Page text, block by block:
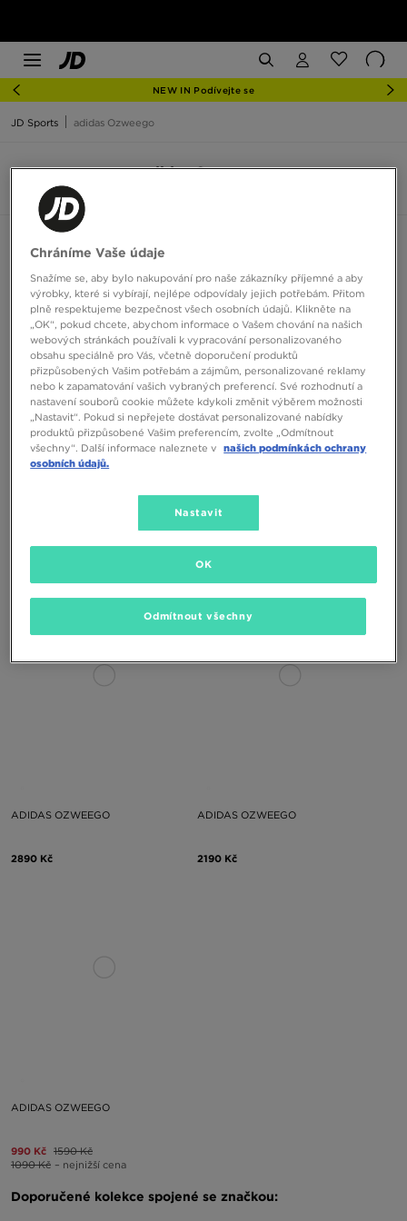
NEW IN Podívejte se
JD Sports adidas Ozweego
adidas Ozweego
2190 Kč
ADIDAS OZWEEGO
2890 Kč
ADIDAS OZWEEGO
2190 Kč
ADIDAS OZWEEGO
990 Kč 1590 Kč
1090 Kč – nejnižší cena
Doporučené kolekce spojené se značkou:
Chráníme Vaše údaje
Snažíme se, aby bylo nakupování pro naše zákazníky příjemné a aby
výrobky, které si vybírají, nejlépe odpovídaly jejich potřebám. Přitom
plně respektujeme bezpečnost všech osobních údajů. Klikněte na
„OK“, pokud chcete, abychom informace o Vašem chování na našich
webových stránkách používali k vypracování personalizovaného
obsahu speciálně pro Vás, včetně doporučení produktů
přizpůsobených Vašim potřebám a zájmům, personalizované reklamy
nebo k zapamatování vašich vybraných preferencí. Své rozhodnutí a
nastavení souborů cookie můžete kdykoli změnit výběrem možnosti
„Nastavit“. Pokud si nepřejete dostávat personalizované nabídky
produktů přizpůsobené Vašim preferencím, zvolte „Odmítnout
všechny“. Další informace naleznete v našich podmínkách ochrany
osobních údajů.
Nastavit
Odmítnout všechny
OK